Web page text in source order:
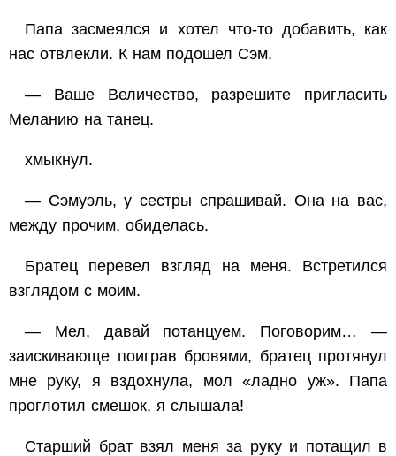
Папа засмеялся и хотел что-то добавить, как
нас отвлекли. К нам подошел Сэм.
— Ваше Величество, разрешите пригласить
Меланию на танец.
хмыкнул.
— Сэмуэль, у сестры спрашивай. Она на вас,
между прочим, обиделась.
Братец перевел взгляд на меня. Встретился
взглядом с моим.
— Мел, давай потанцуем. Поговорим… —
заискивающе поиграв бровями, братец протянул
мне руку, я вздохнула, мол «ладно уж». Папа
проглотил смешок, я слышала!
Старший брат взял меня за руку и потащил в